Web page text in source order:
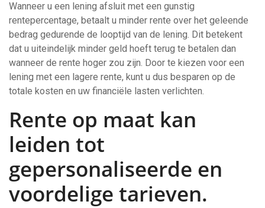
Wanneer u een lening afsluit met een gunstig
rentepercentage, betaalt u minder rente over het geleende
bedrag gedurende de looptijd van de lening. Dit betekent
dat u uiteindelijk minder geld hoeft terug te betalen dan
wanneer de rente hoger zou zijn. Door te kiezen voor een
lening met een lagere rente, kunt u dus besparen op de
totale kosten en uw financiële lasten verlichten.
Rente op maat kan
leiden tot
gepersonaliseerde en
voordelige tarieven.